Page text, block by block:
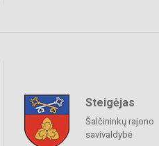
Steigėjas
Šalčininkų rajono
savivaldybė